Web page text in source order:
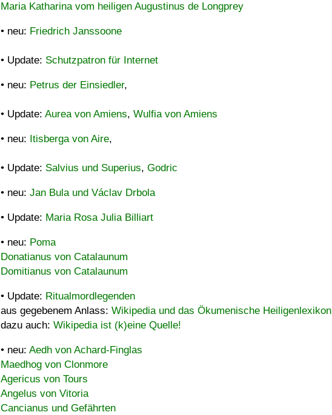
Maria Katharina vom heiligen Augustinus de Longprey
• neu: Friedrich Janssoone
• Update: Schutzpatron für Internet
• neu: Petrus der Einsiedler,
• Update: Aurea von Amiens, Wulfia von Amiens
• neu: Itisberga von Aire,
• Update: Salvius und Superius, Godric
• neu: Jan Bula und Václav Drbola
• Update: Maria Rosa Julia Billiart
• neu: Poma
Donatianus von Catalaunum
Domitianus von Catalaunum
• Update: Ritualmordlegenden
aus gegebenem Anlass: Wikipedia und das Ökumenische Heiligenlexikon
dazu auch: Wikipedia ist (k)eine Quelle!
• neu: Aedh von Achard-Finglas
Maedhog von Clonmore
Agericus von Tours
Angelus von Vitoria
Cancianus und Gefährten